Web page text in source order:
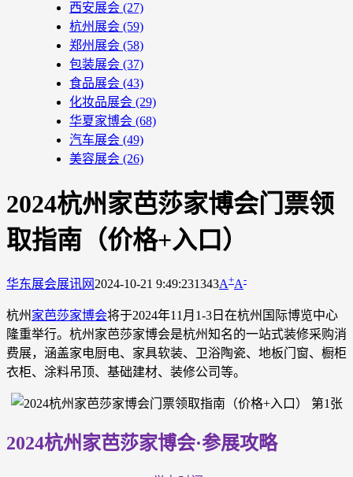
西安展会 (27)
杭州展会 (59)
郑州展会 (58)
包装展会 (37)
食品展会 (43)
化妆品展会 (29)
华夏家博会 (68)
汽车展会 (49)
美容展会 (26)
2024杭州家芭莎家博会门票领
取指南（价格+入口）
华东展会展讯网 2024-10-21 9:49:231343A+A-
杭州 家芭莎家博会将于2024年11月1-3日在杭州国际博览中心
隆重举行。杭州家芭莎家博会是杭州知名的一站式装修采购消
费展，涵盖家电厨电、家具软装、卫浴陶瓷、地板门窗、橱柜
衣柜、涂料吊顶、基础建材、装修公司等。
2024杭州家芭莎家博会·参展攻略